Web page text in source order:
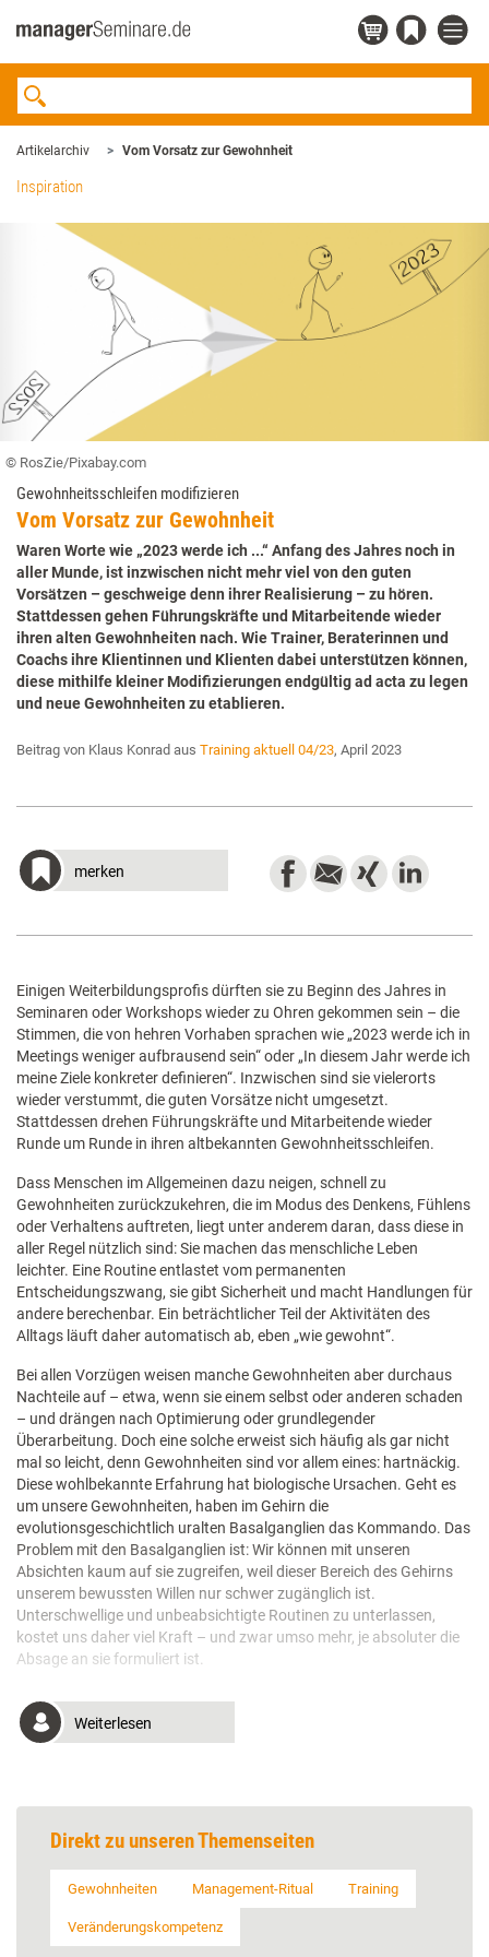
Artikelarchiv Vom Vorsatz zur Gewohnheit
Inspiration
© RosZie/Pixabay.com
Gewohnheitsschleifen modifizieren
Vom Vorsatz zur Gewohnheit
Waren Worte wie „2023 werde ich ...“ Anfang des Jahres noch in
aller Munde, ist inzwischen nicht mehr viel von den guten
Vorsätzen – geschweige denn ihrer Realisierung – zu hören.
Stattdessen gehen Führungskräfte und Mitarbeitende wieder
ihren alten Gewohnheiten nach. Wie Trainer, Beraterinnen und
Coachs ihre Klientinnen und Klienten dabei unterstützen können,
diese mithilfe kleiner Modifizierungen endgültig ad acta zu legen
und neue Gewohnheiten zu etablieren.
Beitrag von Klaus Konrad aus Training aktuell 04/23, April 2023
merken
Einigen Weiterbildungsprofis dürften sie zu Beginn des Jahres in
Seminaren oder Workshops wieder zu Ohren gekommen sein – die
Stimmen, die von hehren Vorhaben sprachen wie „2023 werde ich in
Meetings weniger aufbrausend sein“ oder „In diesem Jahr werde ich
meine Ziele konkreter definieren“. Inzwischen sind sie vielerorts
wieder verstummt, die guten Vorsätze nicht umgesetzt.
Stattdessen drehen Führungskräfte und Mitarbeitende wieder
Runde um Runde in ihren altbekannten Gewohnheitsschleifen.
Dass Menschen im Allgemeinen dazu neigen, schnell zu
Gewohnheiten zurückzukehren, die im Modus des Denkens, Fühlens
oder Verhaltens auftreten, liegt unter anderem daran, dass diese in
aller Regel nützlich sind: Sie machen das menschliche Leben
leichter. Eine Routine entlastet vom permanenten
Entscheidungszwang, sie gibt Sicherheit und macht Handlungen für
andere berechenbar. Ein beträchtlicher Teil der Aktivitäten des
Alltags läuft daher automatisch ab, eben „wie gewohnt“.
Bei allen Vorzügen weisen manche Gewohnheiten aber durchaus
Nachteile auf – etwa, wenn sie einem selbst oder anderen schaden
– und drängen nach Optimierung oder grundlegender
Überarbeitung. Doch eine solche erweist sich häufig als gar nicht
mal so leicht, denn Gewohnheiten sind vor allem eines: hartnäckig.
Diese wohlbekannte Erfahrung hat biologische Ursachen. Geht es
um unsere Gewohnheiten, haben im Gehirn die
evolutionsgeschichtlich uralten Basalganglien das Kommando. Das
Problem mit den Basalganglien ist: Wir können mit unseren
Absichten kaum auf sie zugreifen, weil dieser Bereich des Gehirns
unserem bewussten Willen nur schwer zugänglich ist.
Unterschwellige und unbeabsichtigte Routinen zu unterlassen,
kostet uns daher viel Kraft – und zwar umso mehr, je absoluter die
Absage an sie formuliert ist.
Weiterlesen
Direkt zu unseren Themenseiten
Gewohnheiten Management-Ritual Training
Veränderungskompetenz